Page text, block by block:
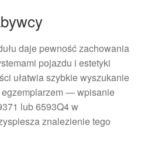
daje pewność zachowania
pojazdu i estetyki
ułatwia szybkie wyszukanie
— wpisanie
lub 6593Q4 w
znalezienie tego